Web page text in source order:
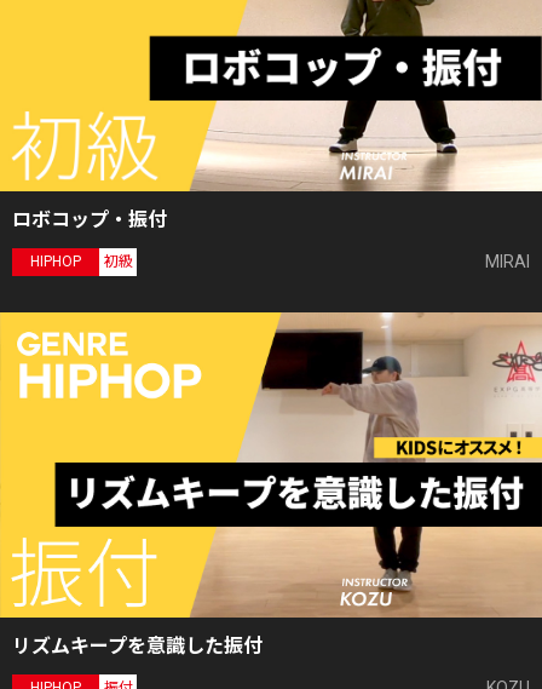
ロボコップ・振付
HIPHOP 初級 MIRAI
リズムキープを意識した振付